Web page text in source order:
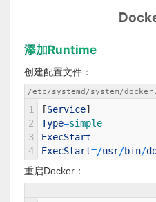
添加Runtime
创建配置文件：
/etc/systemd/system/
containers.conf
1
2
3
4
[Service]
Type=simple
ExecStart=
ExecStart=/usr/bin/
重启Docker：